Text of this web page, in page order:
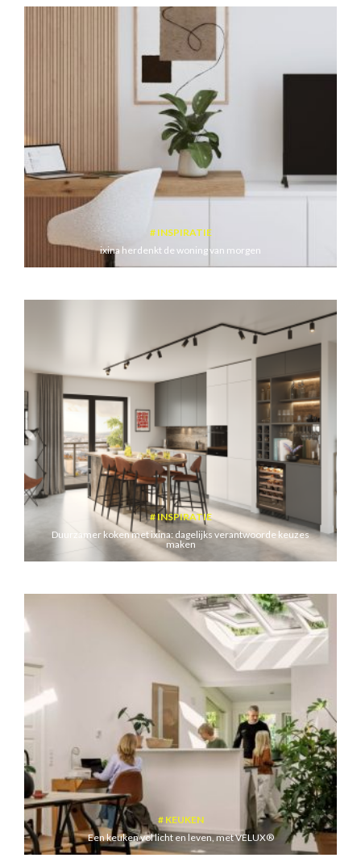
INSPIRATIE
ixina herdenkt de woning van morgen
INSPIRATIE
Duurzamer koken met ixina: dagelijks verantwoorde keuzes
maken
KEUKEN
Een keuken vol licht en leven, met VELUX®